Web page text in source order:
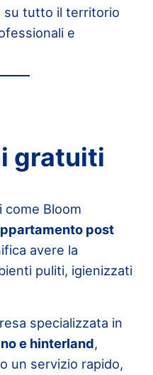
su tutto il territorio
e
gratuiti
Bloom
post
avere la
puliti, igienizzati
specializzata in
e hinterland,
un servizio rapido,